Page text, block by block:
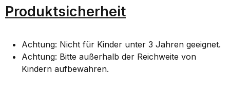
Produktsicherheit
Achtung: Nicht für Kinder unter 3 Jahren geeignet.
Achtung: Bitte außerhalb der Reichweite von
Kindern aufbewahren.